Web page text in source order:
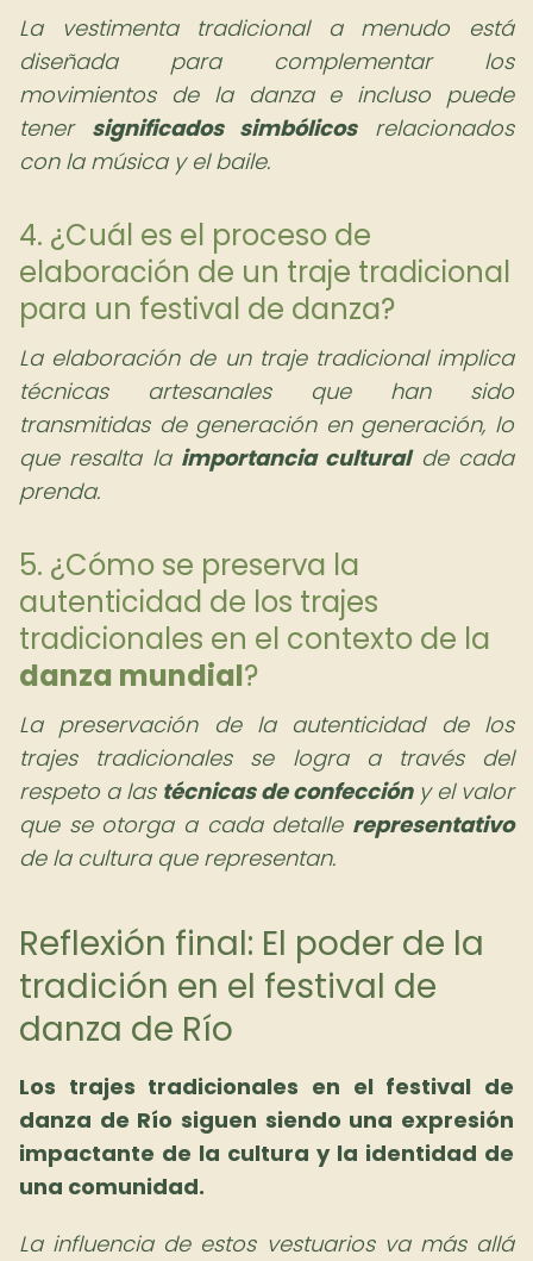
La vestimenta tradicional a menudo está
diseñada para complementar los
movimientos de la danza e incluso puede
tener significados simbólicosrelacionados
con la música y el baile.
4. ¿Cuál es el proceso de
elaboración de un traje tradicional
para un festival de danza?
La elaboración de un traje tradicional implica
técnicas artesanales que han sido
transmitidas de generación en generación, lo
que resalta la importancia culturalde cada
prenda.
5. ¿Cómo se preserva la
autenticidad de los trajes
tradicionales en el contexto de la
danza mundial?
La preservación de la autenticidad de los
trajes tradicionales se logra a través del
respeto a las técnicas de confeccióny el valor
que se otorga a cada detalle representativo
de la cultura que representan.
Reflexión final: El poder de la
tradición en el festival de
danza de Río
Los trajes tradicionales en el festival de
danza de Río siguen siendo una expresión
impactante de la cultura y la identidad de
una comunidad.
La influencia de estos vestuarios va más allá